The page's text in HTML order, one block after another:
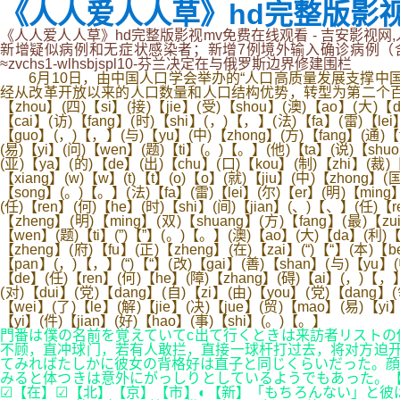
《人人爱人人草》hd完整版影
《人人爱人人草》hd完整版影视mv免费在线观看 - 吉安影
新增疑似病例和无症状感染者；新增7例境外输入确诊病例
≈zvchs1-wlhsbjspl10-芬兰决定在与俄罗斯边界修建围栏
6月10日，由中国人口学会举办的“人口高质量发展支撑中
经从改革开放以来的人口数量和人口结构优势，转型为第
【zhou】(四)【si】(接)【jie】(受)【shou】(澳)【ao】(大)
【cai】(访)【fang】(时)【shi】(，)【，】(法)【fa】(雷)【
【guo】(，)【，】(与)【yu】(中)【zhong】(方)【fang】(通
(易)【yi】(问)【wen】(题)【ti】(。)【。】(他)【ta】(说)【
(亚)【ya】(的)【de】(出)【chu】(口)【kou】(制)【zhi】(裁
【xiang】(w)【w】(t)【t】(o)【o】(就)【jiu】(中)【zhong
【song】(。)【。】(法)【fa】(雷)【lei】(尔)【er】(明)【
(任)【ren】(何)【he】(时)【shi】(间)【jian】(、)【、】(任)
【zheng】(明)【ming】(双)【shuang】(方)【fang】(最)
【wen】(题)【ti】(”)【”】(。)【。】(澳)【ao】(大)【da】(
【zheng】(府)【fu】(正)【zheng】(在)【zai】(“)【“】(本)
【pan】(，)【，】(“)【“】(改)【gai】(善)【shan】(与)【
【de】(任)【ren】(何)【he】(障)【zhang】(碍)【ai】(，)【
(对)【dui】(党)【dang】(自)【zi】(由)【you】(党)【dang
【wei】(了)【le】(解)【jie】(决)【jue】(贸)【mao】(易)【
【yi】(件)【jian】(好)【hao】(事)【shi】(。)【。】
門番は僕の名前を覚えていてc出て行くときは来訪者リス
不顾，直冲球门，若有人敢拦，直接一球杆打过去，将对方
てみればたしかに彼女の背格好は直子と同じくらいだった。
みると体つきは意外にがっしりとしているようでもあった
☑【在】☑【北】【京】【市】◐【新】「もちろんない」と彼